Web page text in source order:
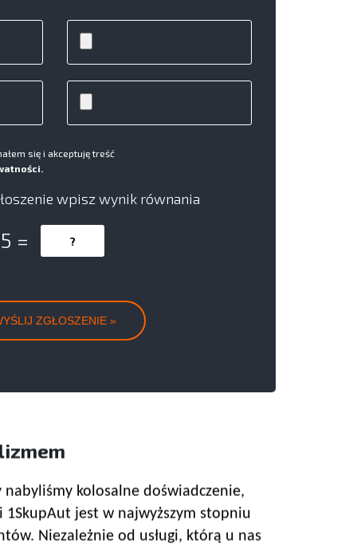
się i akceptuję treść
wpisz wynik równania
=
kolosalne doświadczenie,
jest w najwyższym stopniu
Niezależnie od usługi, którą u nas